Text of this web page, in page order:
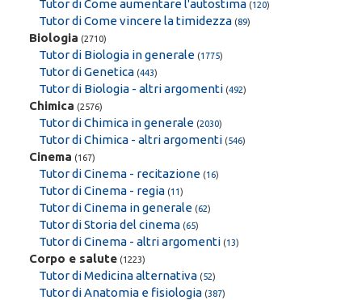
Tutor di Come aumentare l'autostima (120)
Tutor di Come vincere la timidezza (89)
Biologia (2710)
Tutor di Biologia in generale (1775)
Tutor di Genetica (443)
Tutor di Biologia - altri argomenti (492)
Chimica (2576)
Tutor di Chimica in generale (2030)
Tutor di Chimica - altri argomenti (546)
Cinema (167)
Tutor di Cinema - recitazione (16)
Tutor di Cinema - regia (11)
Tutor di Cinema in generale (62)
Tutor di Storia del cinema (65)
Tutor di Cinema - altri argomenti (13)
Corpo e salute (1223)
Tutor di Medicina alternativa (52)
Tutor di Anatomia e fisiologia (387)